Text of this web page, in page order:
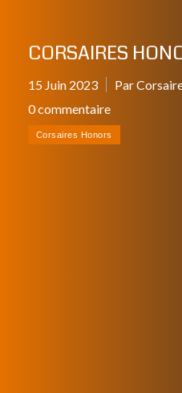
CORSAIRES
15 Juin 2023
Par
0 commentaire